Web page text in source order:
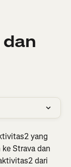
yang
Strava dan
dari